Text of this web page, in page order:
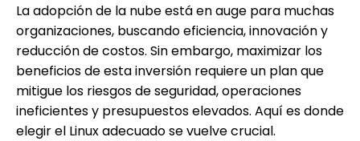
La adopción de la nube está en auge para muchas
organizaciones, buscando eficiencia, innovación y
reducción de costos. Sin embargo, maximizar los
beneficios de esta inversión requiere un plan que
mitigue los riesgos de seguridad, operaciones
ineficientes y presupuestos elevados. Aquí es donde
elegir el Linux adecuado se vuelve crucial.